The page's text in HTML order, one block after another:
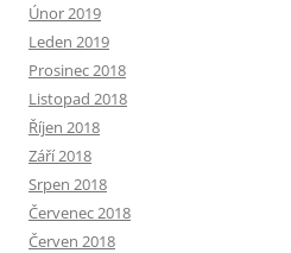
Únor 2019
Leden 2019
Prosinec 2018
Listopad 2018
Říjen 2018
Září 2018
Srpen 2018
Červenec 2018
Červen 2018